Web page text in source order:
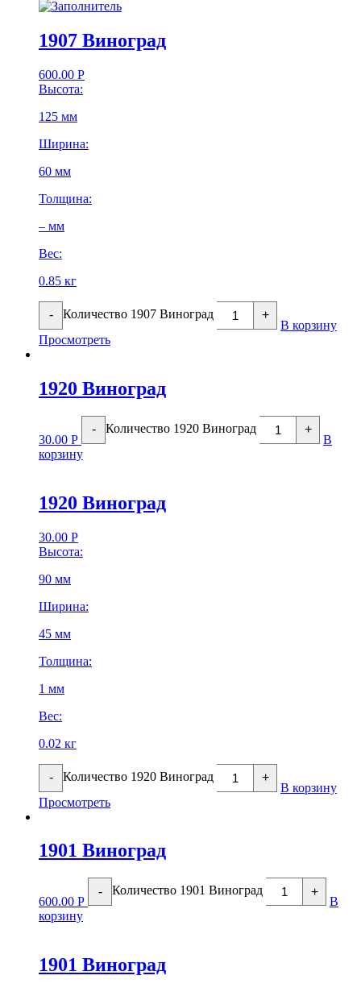
1907 Виноград
600.00 Р
Высота:
125 мм
Ширина:
60 мм
Толщина:
– мм
Вес:
0.85 кг
- Количество 1907 Виноград +
В корзину
Просмотреть
1920 Виноград
30.00 Р
- Количество 1920 Виноград +
В
корзину
1920 Виноград
30.00 Р
Высота:
90 мм
Ширина:
45 мм
Толщина:
1 мм
Вес:
0.02 кг
- Количество 1920 Виноград +
В корзину
Просмотреть
1901 Виноград
600.00 Р
- Количество 1901 Виноград +
В
корзину
1901 Виноград